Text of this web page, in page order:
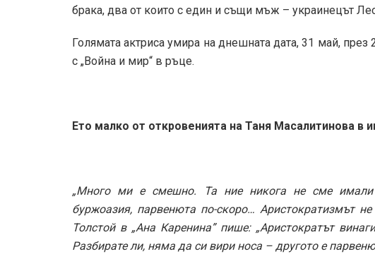
брака, два от които с един и същи мъж – украинецът
Голямата актриса умира на днешната дата, 31 май,
с „Война и мир“ в ръце.
Ето малко от откровенията на Таня Масалитинова в
„Много ми е смешно. Та ние никога не сме имали
буржоазия, парвенюта по-скоро… Аристократизмът
Толстой в „Ана Каренина” пише: „Аристократът
Разбирате ли, няма да си вири носа – другото е